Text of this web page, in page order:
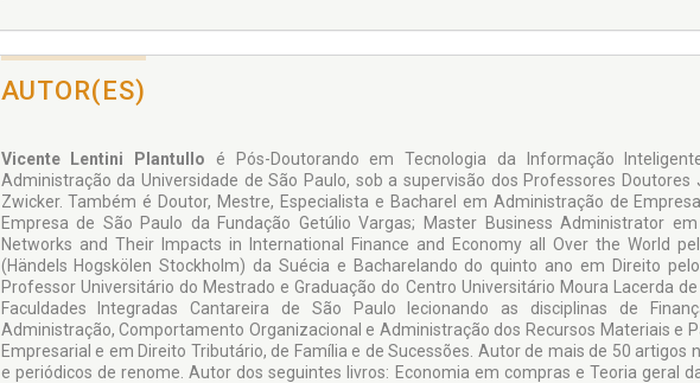
AUTOR(ES)
Vicente Lentini Plantullo é Pós-Doutorando em Tecnologia da Informação
Administração da Universidade de São Paulo, sob a supervisão dos Professores Doutores
Zwicker. Também é Doutor, Mestre, Especialista e Bacharel em Administração de
Empresa de São Paulo da Fundação Getúlio Vargas; Master Business Administrator
Networks and Their Impacts in International Finance and Economy all Over the World
(Händels Hogskölen Stockholm) da Suécia e Bacharelando do quinto ano em Direito
Professor Universitário do Mestrado e Graduação do Centro Universitário Moura Lacerda
Faculdades Integradas Cantareira de São Paulo lecionando as disciplinas de
Administração, Comportamento Organizacional e Administração dos Recursos Materiais e
Empresarial e em Direito Tributário, de Família e de Sucessões. Autor de mais de 50 artigos
e periódicos de renome. Autor dos seguintes livros: Economia em compras e Teoria geral